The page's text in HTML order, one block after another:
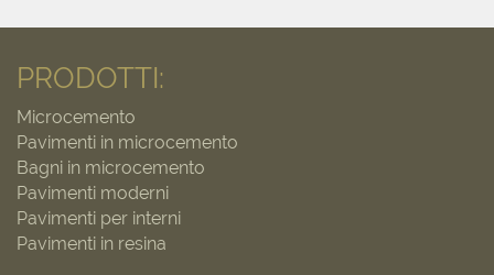
PRODOTTI:
Microcemento
Pavimenti in microcemento
Bagni in microcemento
Pavimenti moderni
Pavimenti per interni
Pavimenti in resina